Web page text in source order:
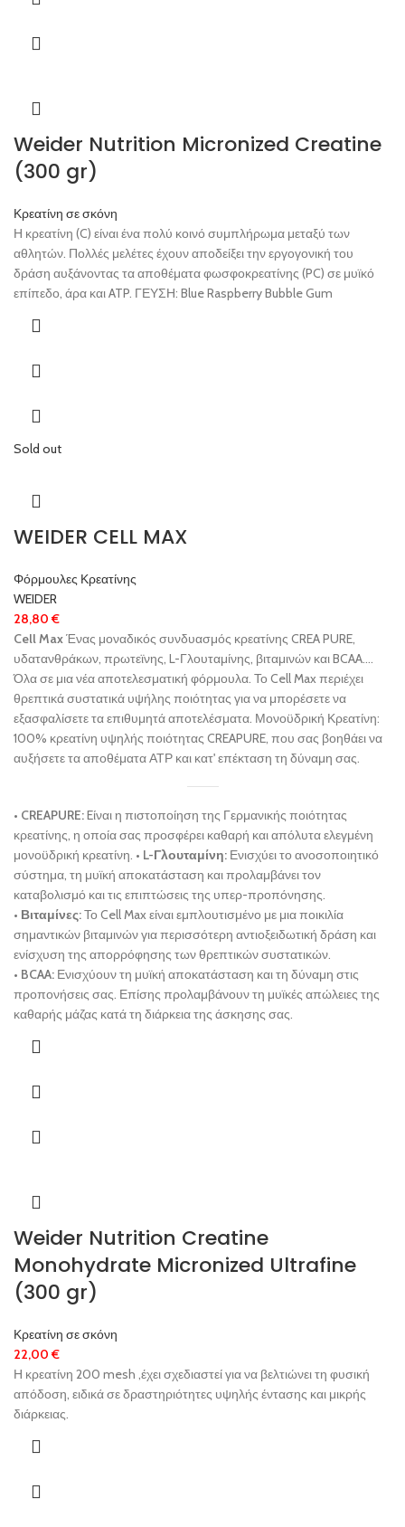
Weider Nutrition Micronized Creatine
(300 gr)
Κρεατίνη σε σκόνη
Η κρεατίνη (C) είναι ένα πολύ κοινό συμπλήρωμα μεταξύ των
αθλητών. Πολλές μελέτες έχουν αποδείξει την εργογονική του
δράση αυξάνοντας τα αποθέματα φωσφοκρεατίνης (PC) σε μυϊκό
επίπεδο, άρα και ATP. ΓΕΥΣΗ: Blue Raspberry Bubble Gum
Sold out
WEIDER CELL MAX
Φόρμουλες Κρεατίνης
WEIDER
28,80€
Cell MaxΈνας μοναδικός συνδυασμός κρεατίνης CREA PURE,
υδατανθράκων, πρωτεϊνης, L-Γλουταμίνης, βιταμινών και BCAA….
Όλα σε μια νέα αποτελεσματική φόρμουλα. Το Cell Max περιέχει
θρεπτικά συστατικά υψήλης ποιότητας για να μπορέσετε να
εξασφαλίσετε τα επιθυμητά αποτελέσματα. Μονοϋδρική Κρεατίνη:
100% κρεατίνη υψηλής ποιότητας CREAPURE, που σας βοηθάει να
αυξήσετε τα αποθέματα ΑΤΡ και κατ' επέκταση τη δύναμη σας.
• CREAPURE:Eίναι η πιστοποίηση της Γερμανικής ποιότητας
κρεατίνης, η οποία σας προσφέρει καθαρή και απόλυτα ελεγμένη
μονοϋδρική κρεατίνη. • L-Γλουταμίνη: Ενισχύει το ανοσοποιητικό
σύστημα, τη μυϊκή αποκατάσταση και προλαμβάνει τον
καταβολισμό και τις επιπτώσεις της υπερ-προπόνησης.
• Βιταμίνες:Το Cell Max είναι εμπλουτισμένο με μια ποικιλία
σημαντικών βιταμινών για περισσότερη αντιοξειδωτική δράση και
ενίσχυση της απορρόφησης των θρεπτικών συστατικών.
• BCAA: Ενισχύουν τη μυϊκή αποκατάσταση και τη δύναμη στις
προπονήσεις σας. Επίσης προλαμβάνουν τη μυϊκές απώλειες της
καθαρής μάζας κατά τη διάρκεια της άσκησης σας.
Weider Nutrition Creatine
Monohydrate Micronized Ultrafine
(300 gr)
Κρεατίνη σε σκόνη
22,00€
Η κρεατίνη 200 mesh ,έχει σχεδιαστεί για να βελτιώνει τη φυσική
απόδοση, ειδικά σε δραστηριότητες υψηλής έντασης και μικρής
διάρκειας.